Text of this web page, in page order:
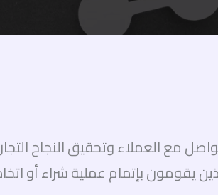
مع العملاء وتحقيق النجاح
يقومون بإتمام عملية شراء أو